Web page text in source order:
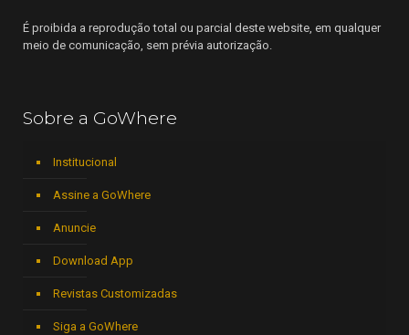
É proibida a reprodução total ou parcial deste website, em qualquer
meio de comunicação, sem prévia autorização.
Sobre a GoWhere
Institucional
Assine a GoWhere
Anuncie
Download App
Revistas Customizadas
Siga a GoWhere